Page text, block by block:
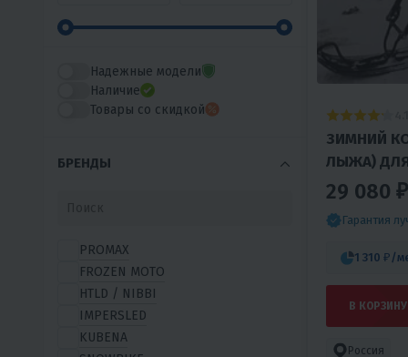
Надежные модели
Наличие
Товары со скидкой
БРЕНДЫ
PROMAX
FROZEN MOTO
HTLD / NIBBI
IMPERSLED
KUBENA
ЗИМНИЙ
ЛЫЖА)
29 080 ₽
Гарантия
1 310 ₽ /
В КОРЗИНУ
Россия